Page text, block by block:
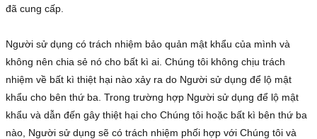
đã cung cấp.
Người sử dụng có trách nhiệm bảo quản mật khẩu của mình và
không nên chia sẻ nó cho bất kì ai. Chúng tôi không chịu trách
nhiệm về bất kì thiệt hại nào xảy ra do Người sử dụng để lộ mật
khẩu cho bên thứ ba. Trong trường hợp Người sử dụng để lộ mật
khẩu và dẫn đến gây thiệt hại cho Chúng tôi hoặc bất kì bên thứ ba
nào, Người sử dụng sẽ có trách nhiệm phối hợp với Chúng tôi và